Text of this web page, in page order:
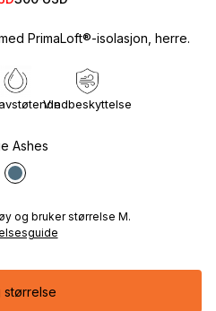
PrimaLoft®-isolasjon, herre.
Vindbeskyttelse
Ashes
og bruker størrelse M.
størrelse